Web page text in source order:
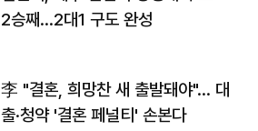
2승째…2대1 구도 완성
李 "결혼, 희망찬 새 출발돼야"… 대
출·청약 '결혼 페널티' 손본다